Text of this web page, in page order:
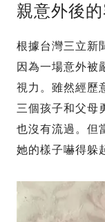
親意外後
根據台灣三立新
因為一場意外被
視力。雖然經歷
三個孩子和父母
也沒有流過。但
她的樣子嚇得躲